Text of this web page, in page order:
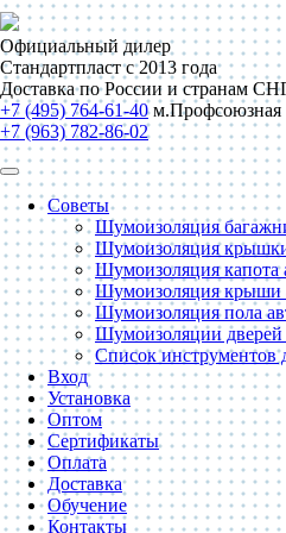
Официальный дилер
Стандартпласт с 2013 года
Доставка по России и странам
+7 (495) 764-61-40 м.Профсоюзная
+7 (963) 782-86-02
Советы
Шумоизоляция
Шумоизоляция
Шумоизоляция капота
Шумоизоляция крыши
Шумоизоляция пола
Шумоизоляции дверей
Список инструментов
Вход
Установка
Оптом
Сертификаты
Оплата
Доставка
Обучение
Контакты